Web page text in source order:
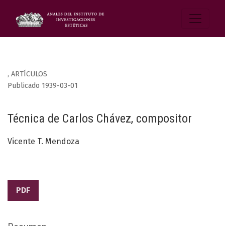
, ARTÍCULOS
Técnica de Carlos Chávez, compositor
Publicado 1939-03-01
Vicente T. Mendoza
PDF